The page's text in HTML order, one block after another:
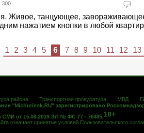
300
Живое, танцующее,
нажатием кнопки в любой
1 2 3 4 5 6 7 8 9 10 11 12 13
района Транспортная прокуратура МВД
"Michurinsk.RU" зарегистрировано
СМИ от 15.08.2019 ЭЛ № ФС 77 - 76485.18+
означает принятие условий Пользовательского